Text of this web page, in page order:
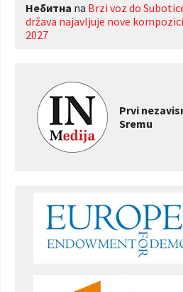
Небитна na Brzi voz do
država najavljuje nove
2027
Prvi
Sremu